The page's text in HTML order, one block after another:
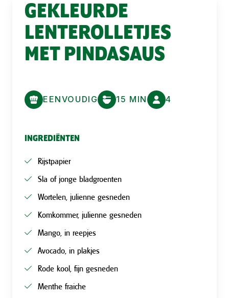
GEKLEURDE
LENTEROLLETJES
MET PINDASAUS
EENVOUDIG 15 MIN 4
INGREDIËNTEN
Rijstpapier
Sla of jonge bladgroenten
Wortelen, julienne gesneden
Komkommer, julienne gesneden
Mango, in reepjes
Avocado, in plakjes
Rode kool, fijn gesneden
Menthe fraiche